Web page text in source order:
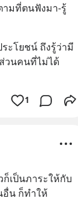
มที่ตนฟังมา-รู้
ะโยชน์ ถึงรู้ว่ามี
วนคนที่ไม่ได้
1
เป็นภาระให้กับ
อื่น ก็ทำให้